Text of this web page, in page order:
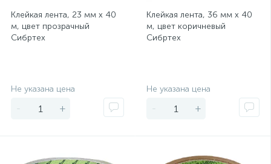
Клейкая лента, 23 мм х 40
м, цвет прозрачный
Сибртех
Не указана цена
- +
Клейкая лента, 36 мм х 40
м, цвет коричневый
Сибртех
Не указана цена
- +